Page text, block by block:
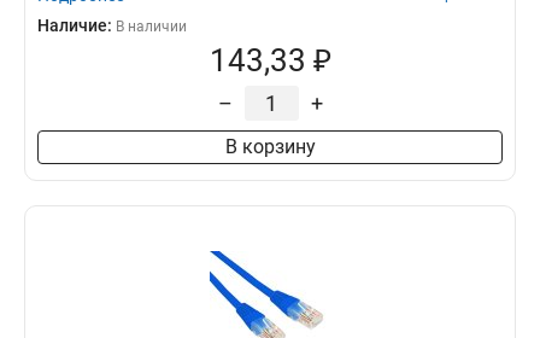
Наличие: В наличии
143,33 ₽
– +
В корзину